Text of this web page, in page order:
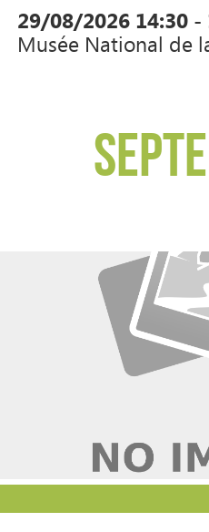
29/08/2026 14:30 -
Musée National de